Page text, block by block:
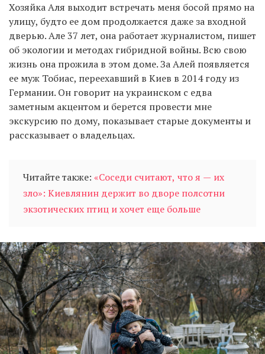
Хозяйка Аля выходит встречать меня босой прямо на
улицу, будто ее дом продолжается даже за входной
дверью. Але 37 лет, она работает журналистом, пишет
об экологии и методах гибридной войны. Всю свою
жизнь она прожила в этом доме. За Алей появляется
ее муж Тобиас, переехавший в Киев в 2014 году из
Германии. Он говорит на украинском с едва
заметным акцентом и берется провести мне
экскурсию по дому, показывает старые документы и
рассказывает о владельцах.
Читайте также: «Соседи считают, что я — их
зло»: Киевлянин держит во дворе полсотни
экзотических птиц и хочет еще больше